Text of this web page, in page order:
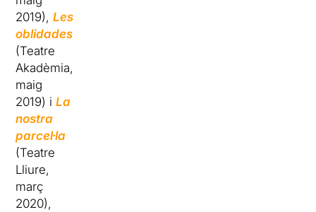
2019),Les
oblidades
(Teatre
Akadèmia,
maig
2019) iLa
nostra
parcel·la
(Teatre
Lliure,
març
2020),